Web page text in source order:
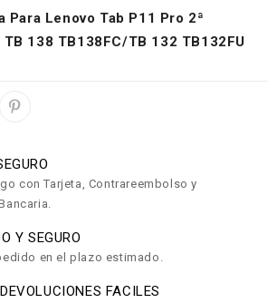
Para Lenovo Tab P11 Pro 2ª
138 TB138FC/TB 132 TB132FU
con Tarjeta, Contrareembolso y
Y SEGURO
en el plazo estimado.
FACILES